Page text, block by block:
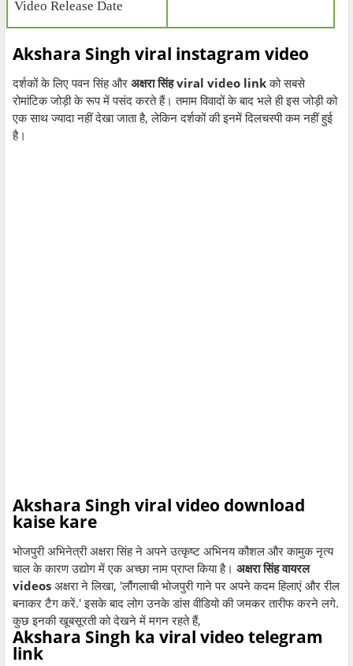
Video Release Date
Akshara Singh viral instagram video
दर्शकों के लिए पवन सिंह और अक्षरा सिंह viral video linkको सबसे
रोमांटिक जोड़ी के रूप में पसंद करते हैं। तमाम विवादों के बाद भले ही इस जोड़ी को
एक साथ ज्यादा नहीं देखा जाता है, लेकिन दर्शकों की इनमें दिलचस्पी कम नहीं हुई
है।
Akshara Singh viral video download
kaise kare
भोजपुरी अभिनेत्री अक्षरा सिंह ने अपने उत्कृष्ट अभिनय कौशल और कामुक नृत्य
चाल के कारण उद्योग में एक अच्छा नाम प्राप्त किया है। अक्षरा सिंह वायरल
videos अक्षरा ने लिखा, 'लौंगलाची भोजपुरी गाने पर अपने कदम हिलाएं और रील
बनाकर टैग करें.' इसके बाद लोग उनके डांस वीडियो की जमकर तारीफ करने लगे.
कुछ इनकी खूबसूरती को देखने में मगन रहते हैं,
Akshara Singh ka viral video telegram
link